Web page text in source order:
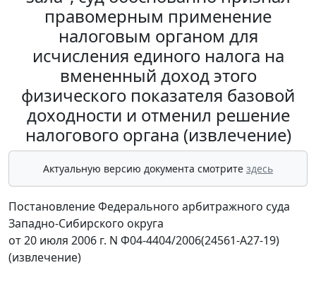
правомерным применение
налоговым органом для
исчисления единого налога на
вмененный доход этого
физического показателя базовой
доходности и отменил решение
налогового органа (извлечение)
Актуальную версию документа смотрите здесь
Постановление Федерального арбитражного суда
Западно-Сибирского округа
от 20 июля 2006 г. N Ф04-4404/2006(24561-А27-19)
(извлечение)